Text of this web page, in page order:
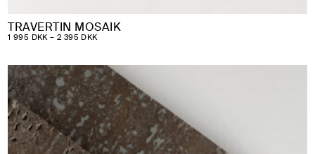
TRAVERTIN MOSAIK
1 995 DKK – 2 395 DKKPRISINTERVAL:
TIL
2
395 DKK